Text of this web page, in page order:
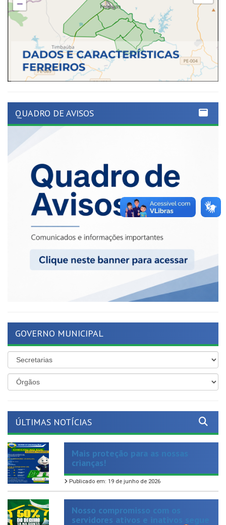
Mais proteção para as nossas
crianças!
Publicado em: 19 de junho de 2026
Nosso compromisso com os
servidores ativos e inativos segue
se mantendo firme e forte